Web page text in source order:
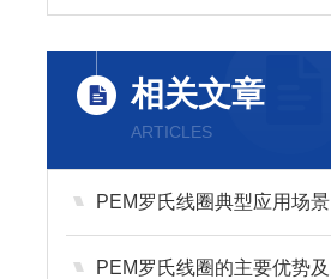
相关文章
ARTICLES
PEM罗氏线圈典型应用场景
PEM罗氏线圈的主要优势及